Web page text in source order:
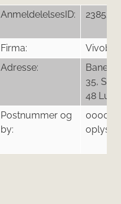
AnmeldelelsesID: 23852
Firma:
Adresse:
35, SE
48 Lund
Postnummer og
by:
0000